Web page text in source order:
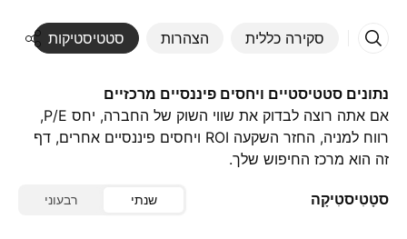
סקירה כללית הצהרות סטטיסטיקות
נתונים סטטיסטיים ויחסים פיננסיים מרכזיים
אם אתה רוצה לבדוק את שווי השוק של החברה, יחס P/E,
רווח למניה, החזר השקעה ROI ויחסים פיננסיים אחרים, דף
זה הוא מרכז החיפוש שלך.
סטָטִיסטִיקָה שנתי רבעוני